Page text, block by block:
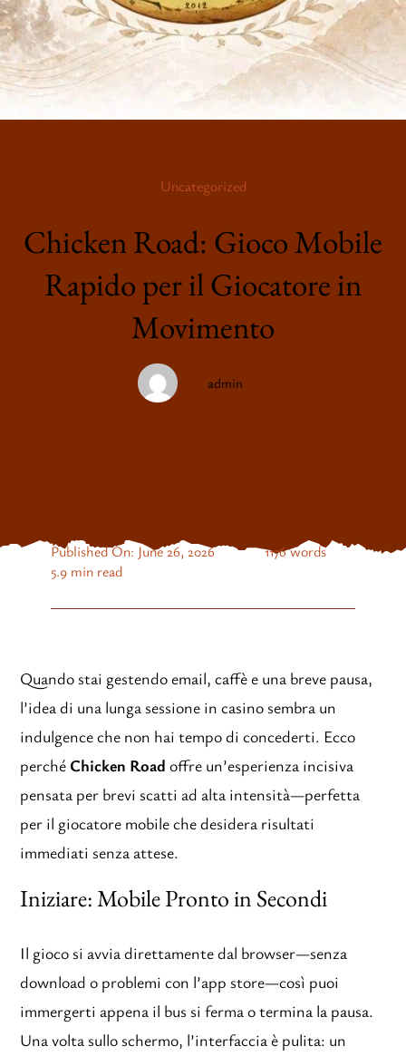
Collection
Clearance
Story
Uncategorized
Chicken Road: Gioco Mobile
Rapido per il Giocatore in
Movimento
admin
Published On: June 26, 2026
1176 words
5.9 min read
Quando stai gestendo email, caffè e una breve pausa,
l’idea di una lunga sessione in casino sembra un
indulgence che non hai tempo di concederti. Ecco
perché Chicken Road offre un’esperienza incisiva
pensata per brevi scatti ad alta intensità—perfetta
per il giocatore mobile che desidera risultati
immediati senza attese.
Iniziare: Mobile Pronto in Secondi
Il gioco si avvia direttamente dal browser—senza
download o problemi con l’app store—così puoi
immergerti appena il bus si ferma o termina la pausa.
Una volta sullo schermo, l’interfaccia è pulita: un